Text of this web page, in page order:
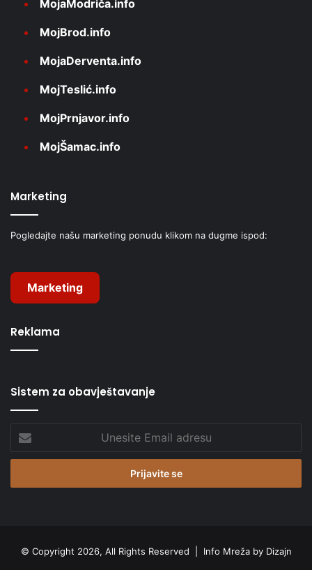
MojaModriča.info
MojBrod.info
MojaDerventa.info
MojTeslić.info
MojPrnjavor.info
MojŠamac.info
Marketing
Pogledajte našu marketing ponudu klikom na dugme ispod:
Marketing
Reklama
Sistem za obavještavanje
Email
adresu
© Copyright 2026, All Rights Reserved | Info Mreža by Dizajn